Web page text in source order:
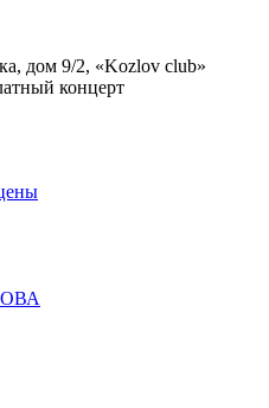
дом 9/2, «Kozlov club»
концерт